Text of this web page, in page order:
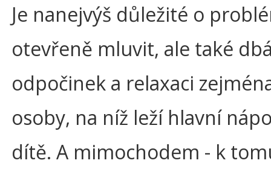
Je nanejvýš důležité o
otevřeně mluvit, ale také
odpočinek a relaxaci
osoby, na níž leží hlavní
dítě. A mimochodem - k